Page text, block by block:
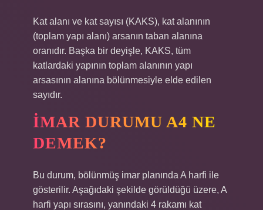
Kat alanı ve kat sayısı (KAKS), kat alanının
(toplam yapı alanı) arsanın taban alanına
oranıdır. Başka bir deyişle, KAKS, tüm
katlardaki yapının toplam alanının yapı
arsasının alanına bölünmesiyle elde edilen
sayıdır.
İMAR DURUMU A4 NE
DEMEK?
Bu durum, bölünmüş imar planında A harfi ile
gösterilir. Aşağıdaki şekilde görüldüğü üzere, A
harfi yapı sırasını, yanındaki 4 rakamı kat